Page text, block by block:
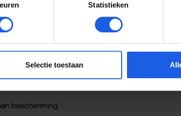
Statistieken
Selectie toestaan
alcoholdoekje, microvezel doekje en
Dan is de High Impact Glass
beschadigingen
bescherming